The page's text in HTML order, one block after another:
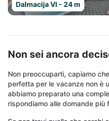
Dalmacija VI - 24 m
Non sei ancora
Non preoccuparti, capiamo
perfetta per le vacanze non è
abbiamo preparato una
rispondiamo alle domande